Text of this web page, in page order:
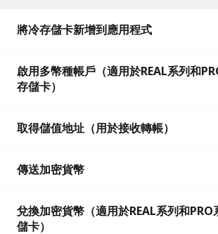
將冷存儲卡新增到應用程式
啟用多幣種帳戶（適用於REAL系列和
存儲卡）
取得儲值地址（用於接收轉帳）
傳送加密貨幣
兌換加密貨幣（適用於REAL系列和PRO
儲卡）